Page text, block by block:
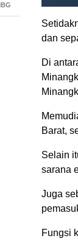
dan
Di
Barat,
Selain
sarana
Juga
Fungsi